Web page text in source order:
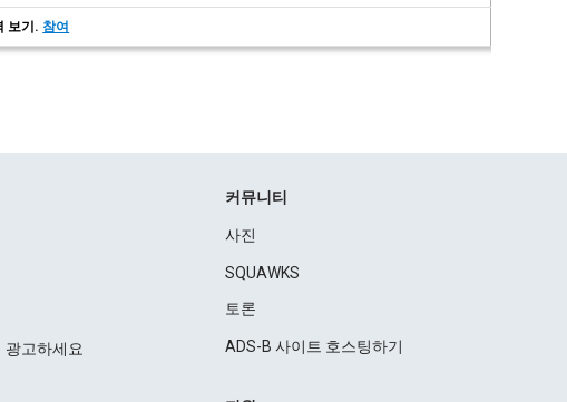
보기.참여
광고하세요
커뮤니티
사진
SQUAWKS
토론
ADS-B 사이트 호스팅하기